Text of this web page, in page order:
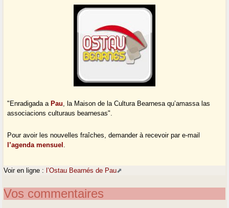
"Enradigada a Pau, la Maison de la Cultura Bearnesa qu’amassa las
associacions culturaus bearnesas".
Pour avoir les nouvelles fraîches, demander à recevoir par e-mail
l’agenda mensuel .
Voir en ligne : l’Ostau Bearnés de Pau
Vos commentaires